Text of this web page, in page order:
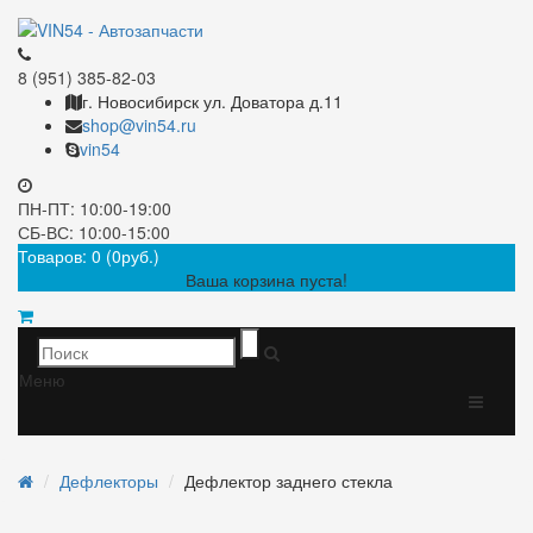
8 (951) 385-82-03
г. Новосибирск ул. Доватора д.11
shop@vin54.ru
vin54
ПН-ПТ: 10:00-19:00
СБ-ВС: 10:00-15:00
Товаров: 0 (0руб.)
Ваша корзина пуста!
Меню
Дефлекторы Дефлектор заднего стекла